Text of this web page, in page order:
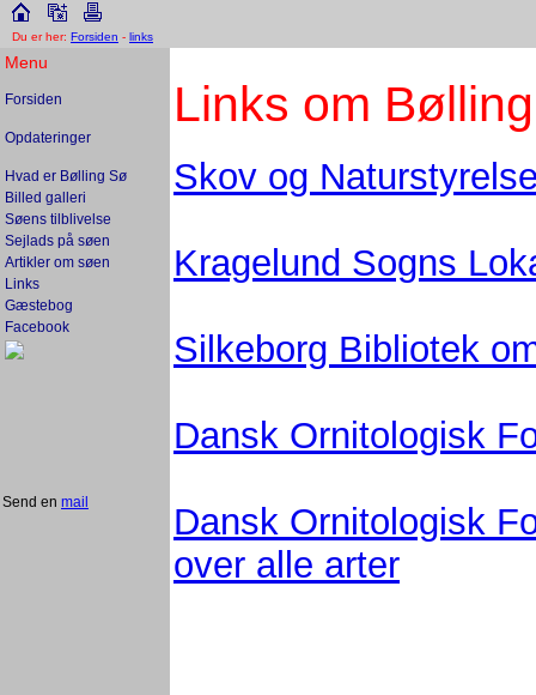
Links om
Skov og
Kragelund Sogns
Silkeborg Bibliotek
Dansk Ornitologisk
Dansk Ornitologisk
over alle arter
Du er her: Forsiden - links
Menu
Forsiden
Opdateringer
Hvad er Bølling Sø
Billed galleri
Søens tilblivelse
Sejlads på søen
Artikler om søen
Links
Gæstebog
Facebook
Send en mail